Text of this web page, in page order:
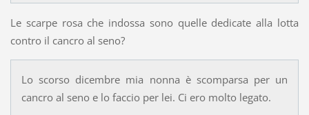
Le scarpe rosa che indossa sono quelle dedicate alla lotta
contro il cancro al seno?
Lo scorso dicembre mia nonna è scomparsa per un
cancro al seno e lo faccio per lei. Ci ero molto legato.